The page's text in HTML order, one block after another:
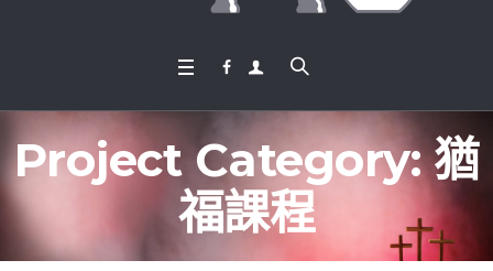
Project Category:猶
福課程